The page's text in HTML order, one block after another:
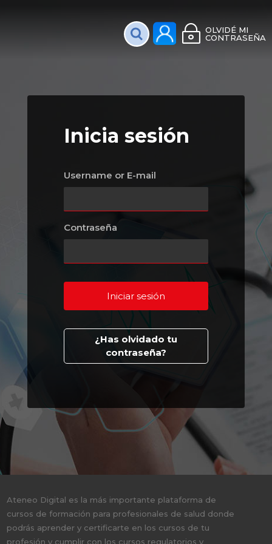
PlataformaOLVIDÉ MI
CONTRASEÑA
Inicia sesión
Username or E-mail
Contraseña
¿Has olvidado tu
contraseña?
Ateneo Digital es la más importante plataforma de
cursos de formación para profesionales de salud donde
podrás aprender y certificarte en los cursos de tu
profesión y cumplir con los cursos regulatorios y